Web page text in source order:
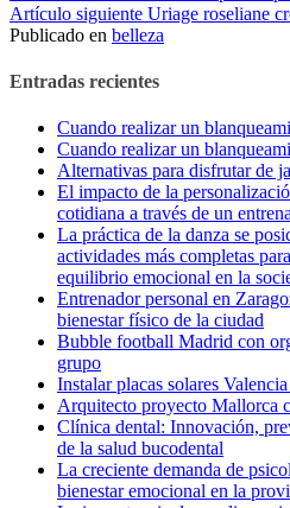
leyendo
Artículo siguiente Uriage roseliane
Publicado en belleza
Entradas recientes
Cuando realizar un
Cuando realizar un
Alternativas para disfrutar de
El impacto de la
cotidiana a través de un
La práctica de la danza se
actividades más completas
equilibrio emocional en la
Entrenador personal en
bienestar físico de la ciudad
Bubble football Madrid con
grupo
Instalar placas solares
Arquitecto proyecto Mallorca
Clínica dental: Innovación,
de la salud bucodental
La creciente demanda de
bienestar emocional en la